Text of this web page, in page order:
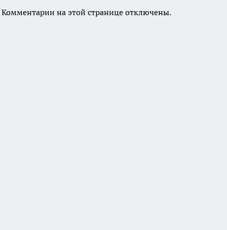
Комментарии на этой странице отключены.